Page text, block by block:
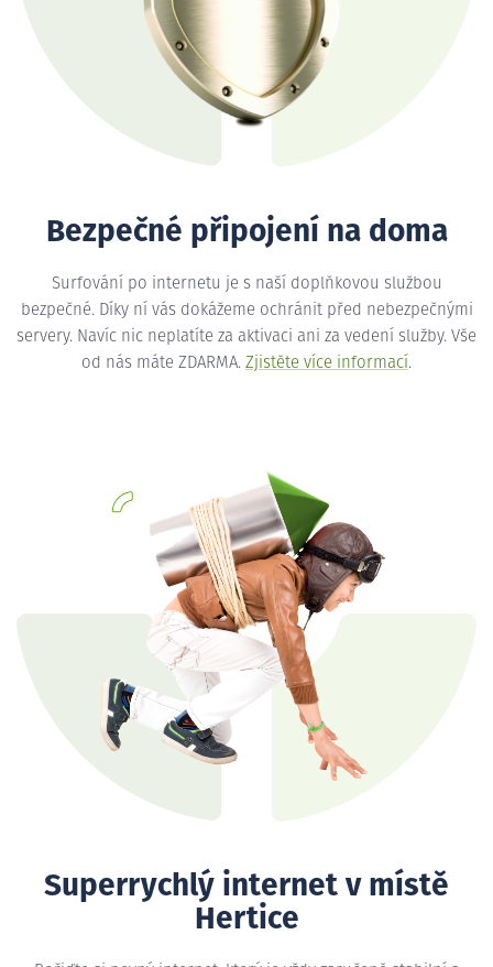
Bezpečné připojení na doma
Surfování po internetu je s naší doplňkovou službou
bezpečné. Díky ní vás dokážeme ochránit před nebezpečnými
servery. Navíc nic neplatíte za aktivaci ani za vedení služby. Vše
od nás máte ZDARMA. Zjistěte více informací.
Superrychlý internet v místě
Hertice